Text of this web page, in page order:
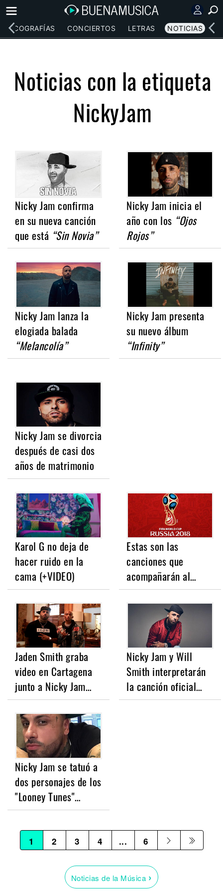
DISCOGRAFÍAS CONCIERTOS LETRAS NOTICIAS
Noticias con la etiqueta
NickyJam
Nicky Jam confirma
en su nueva canción
que está “Sin Novia”
Nicky Jam inicia el
año con los “Ojos
Rojos”
Nicky Jam lanza la
elogiada balada
“Melancolía”
Nicky Jam presenta
su nuevo álbum
“Infinity”
Nicky Jam se divorcia
después de casi dos
años de matrimonio
Karol G no deja de
hacer ruido en la
cama (+VIDEO)
Estas son las
canciones que
acompañarán al…
Jaden Smith graba
video en Cartagena
junto a Nicky Jam…
Nicky Jam y Will
Smith interpretarán
la canción oficial…
Nicky Jam se tatuó a
dos personajes de los
"Looney Tunes"…
1 2 3 4 ... 6
Noticias de la Música ›